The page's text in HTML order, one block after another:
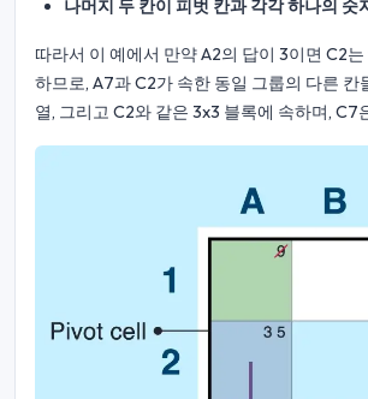
나머지 두 칸이 피벗 칸과 각각 하나의 숫
따라서 이 예에서 만약 A2의 답이 3이면 C2
하므로, A7과 C2가 속한 동일 그룹의 다른
열, 그리고 C2와 같은 3x3 블록에 속하며,